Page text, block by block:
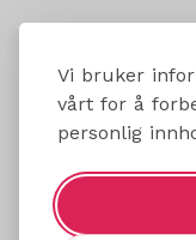
Vi bruker
vårt for å
personlig